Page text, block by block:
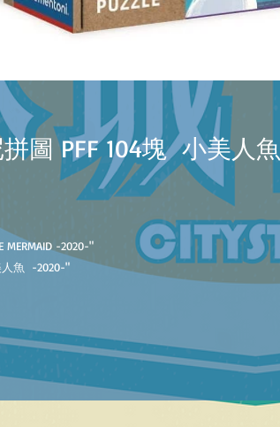
拼圖 PFF 104塊 小美人魚
MERMAID -2020-"
人魚 -2020-"